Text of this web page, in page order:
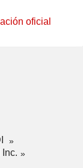
oficial